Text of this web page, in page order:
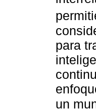
para
un